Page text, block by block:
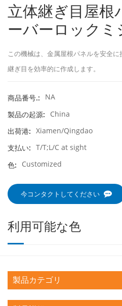
立体継ぎ目屋根
ーバーロックミ
この機械は、金属屋根パネルを安全
継ぎ目を効率的に作成します。
商品番号.:
NA
製品の起源:
China
出荷港: Xiamen/Qingdao
支払い: T/T;L/C at sight
色:
Customized
今コンタクトしてください
利用可能な色
製品カテゴリ